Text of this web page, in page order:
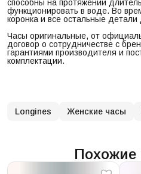
способны на протяжении
функционировать в воде. Во
коронка и все остальные
Часы оригинальные, от
договор о сотрудничестве с
гарантиями производителя и
комплектации.
Longines Женские часы
Похожие